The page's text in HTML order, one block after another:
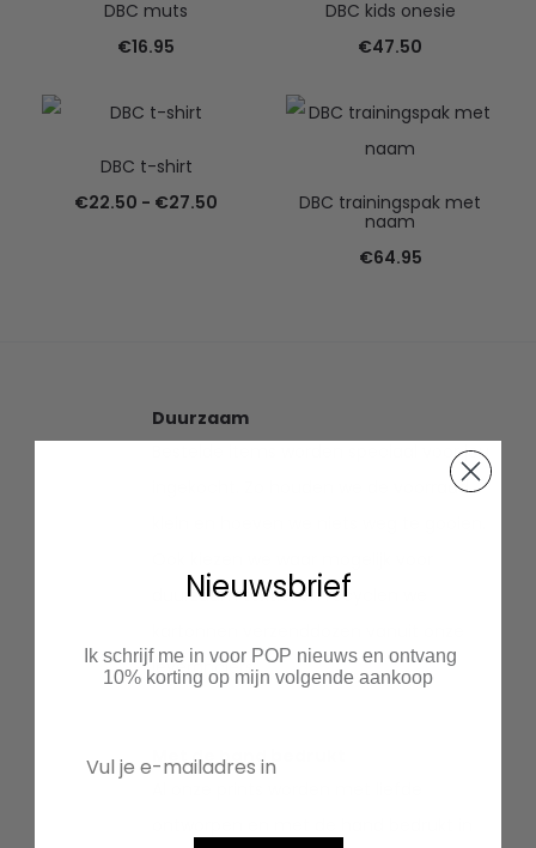
DBC muts
€16.95
DBC kids onesie
€47.50
DBC t-shirt
€22.50 - €27.50 Prijsklasse:DBC trainingspak met
naam
€64.95
Duurzaam
Bestelde items worden speciaal voor jou
ingekocht. Zo houden we de voorraad
duurzaam textiel en recyclen we
leveranciers.
Met de hand bedrukt
Nieuwsbrief
Ik schrijf me in voor POP nieuws en ontvang
10% korting op mijn volgende aankoop